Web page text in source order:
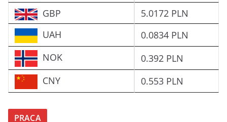
GBP
5.0172 PLN
UAH
0.0834 PLN
NOK
0.392 PLN
CNY
0.553 PLN
PRACA